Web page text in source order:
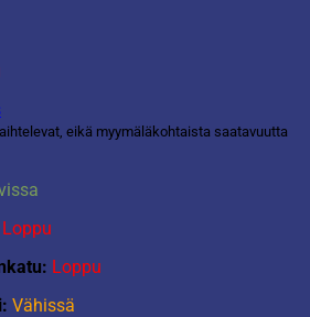
eikä myymäläkohtaista saatavuutta
Loppu
Loppu
Vähissä